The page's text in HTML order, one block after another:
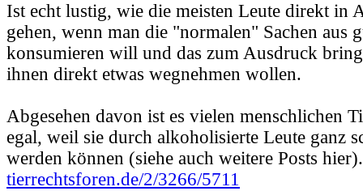
Ist echt lustig, wie die meisten Leute direkt in
gehen, wenn man die "normalen" Sachen aus
konsumieren will und das zum Ausdruck
ihnen direkt etwas wegnehmen wollen.
Abgesehen davon ist es vielen menschlichen
egal, weil sie durch alkoholisierte Leute ganz
werden können (siehe auch weitere Posts hier).
tierrechtsforen.de/2/3266/5711